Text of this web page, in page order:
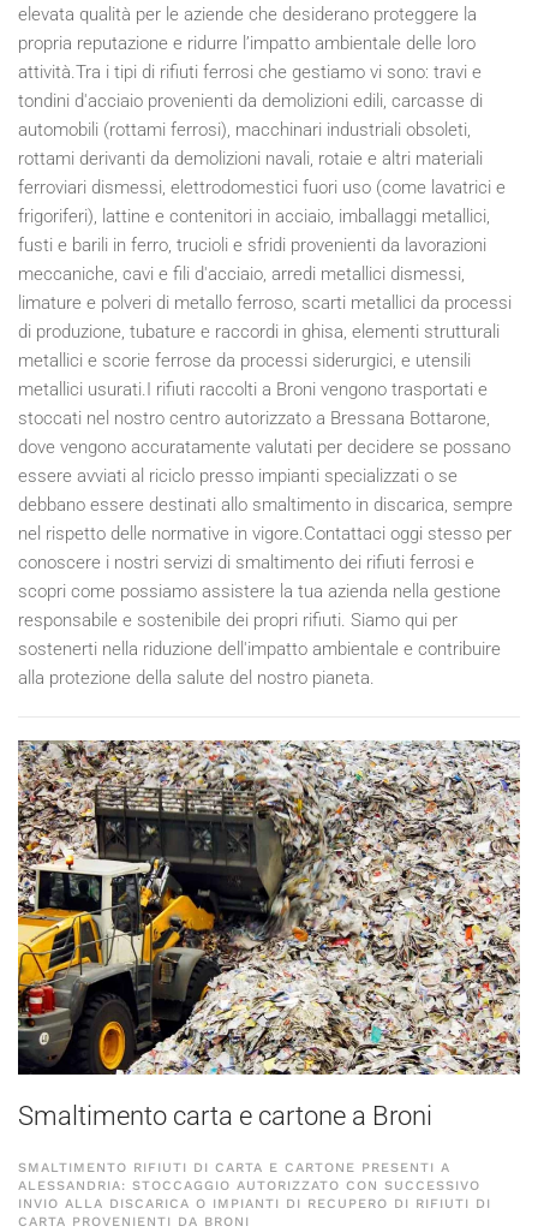
elevata qualità per le aziende che desiderano proteggere la
propria reputazione e ridurre l’impatto ambientale delle loro
attività.Tra i tipi di rifiuti ferrosi che gestiamo vi sono: travi e
tondini d'acciaio provenienti da demolizioni edili, carcasse di
automobili (rottami ferrosi), macchinari industriali obsoleti,
rottami derivanti da demolizioni navali, rotaie e altri materiali
ferroviari dismessi, elettrodomestici fuori uso (come lavatrici e
frigoriferi), lattine e contenitori in acciaio, imballaggi metallici,
fusti e barili in ferro, trucioli e sfridi provenienti da lavorazioni
meccaniche, cavi e fili d'acciaio, arredi metallici dismessi,
limature e polveri di metallo ferroso, scarti metallici da processi
di produzione, tubature e raccordi in ghisa, elementi strutturali
metallici e scorie ferrose da processi siderurgici, e utensili
metallici usurati.I rifiuti raccolti a Broni vengono trasportati e
stoccati nel nostro centro autorizzato a Bressana Bottarone,
dove vengono accuratamente valutati per decidere se possano
essere avviati al riciclo presso impianti specializzati o se
debbano essere destinati allo smaltimento in discarica, sempre
nel rispetto delle normative in vigore.Contattaci oggi stesso per
conoscere i nostri servizi di smaltimento dei rifiuti ferrosi e
scopri come possiamo assistere la tua azienda nella gestione
responsabile e sostenibile dei propri rifiuti. Siamo qui per
sostenerti nella riduzione dell'impatto ambientale e contribuire
alla protezione della salute del nostro pianeta.
Smaltimento carta e cartone a Broni
SMALTIMENTO RIFIUTI DI CARTA E CARTONE PRESENTI A
ALESSANDRIA: STOCCAGGIO AUTORIZZATO CON SUCCESSIVO
INVIO ALLA DISCARICA O IMPIANTI DI RECUPERO DI RIFIUTI DI
CARTA PROVENIENTI DA BRONI